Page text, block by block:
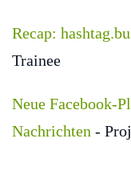
Recap:
Trainee
Neue Facebook-
Nachrichten -